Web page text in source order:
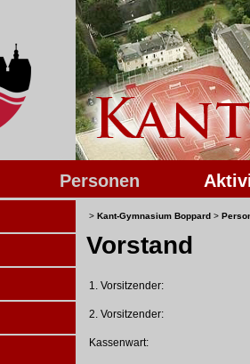
Personen
> Kant-Gymnasium Boppard >
Vorstand
1. Vorsitzender:
2. Vorsitzender:
Kassenwart: